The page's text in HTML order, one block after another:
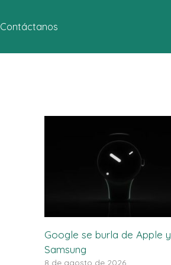
Contáctanos
Google se burla de Apple y
Samsung
8 de agosto de 2026